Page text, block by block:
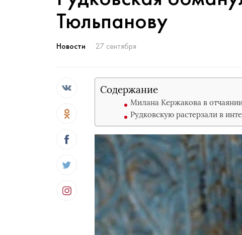
Тюльпанову
Новости 27 сентября
Содержание
Милана Кержакова в
Рудковскую растерзали в